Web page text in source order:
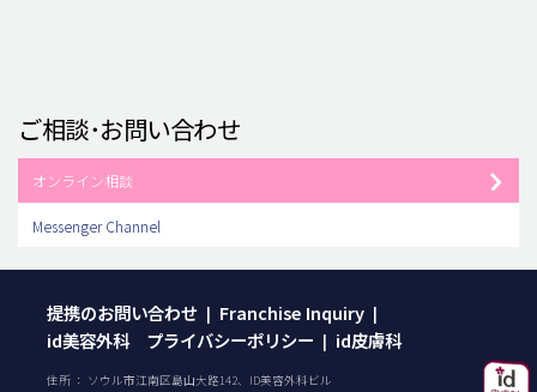
ご相談･お問い合わせ
オンライン相談
Messenger Channel
提携のお問い合わせ | Franchise Inquiry |
id美容外科 プライバシーポリシー | id皮膚科
住所 ： ソウル市江南区島山大路142、ID美容外科ビル